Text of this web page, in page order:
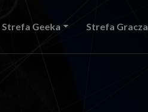
Strefa Geeka Strefa Gracza